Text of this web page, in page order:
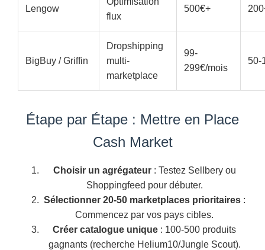
Lengow
flux
500€+
BigBuy / Griffin
Dropshipping
multi-
marketplace
99-
299€/mois
50-
Étape par Étape : Mettre en Place
Cash Market
Choisir un agrégateur: Testez Sellbery ou
Shoppingfeed pour débuter.
Sélectionner 20-50 marketplaces prioritaires:
Commencez par vos pays cibles.
Créer catalogue unique : 100-500 produits
gagnants (recherche Helium10/Jungle Scout).